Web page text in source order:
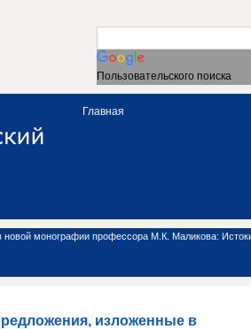
Пользовательского поиска
Главная
монографии профессора М.К. Маликова:
изложенные в